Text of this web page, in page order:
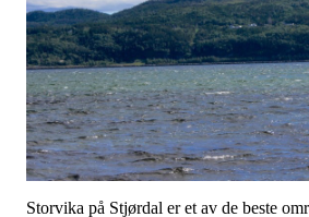
Storvika på Stjørdal er et av de beste